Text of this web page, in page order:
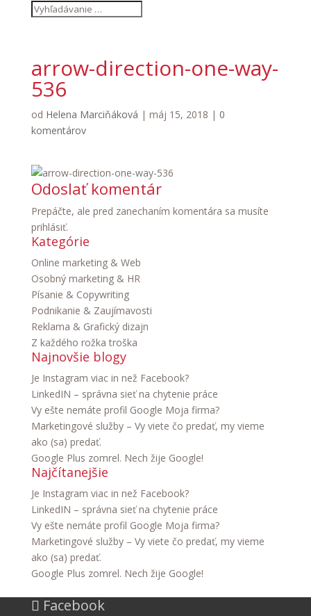
arrow-direction-one-way-
536
od Helena Marciňáková | máj 15, 2018 | 0
komentárov
Odoslať komentár
Prepáčte, ale pred zanechaním komentára sa musíte
prihlásiť.
Kategórie
Online marketing & Web
Osobný marketing & HR
Písanie & Copywriting
Podnikanie & Zaujímavosti
Reklama & Grafický dizajn
Z každého rožka troška
Najnovšie blogy
Je Instagram viac in než Facebook?
LinkedIN – správna sieť na chytenie práce
Vy ešte nemáte profil Google Moja firma?
Marketingové služby – Vy viete čo predať, my vieme
ako (sa) predať.
Google Plus zomrel. Nech žije Google!
Najčítanejšie
Je Instagram viac in než Facebook?
LinkedIN – správna sieť na chytenie práce
Vy ešte nemáte profil Google Moja firma?
Marketingové služby – Vy viete čo predať, my vieme
ako (sa) predať.
Google Plus zomrel. Nech žije Google!
Facebook